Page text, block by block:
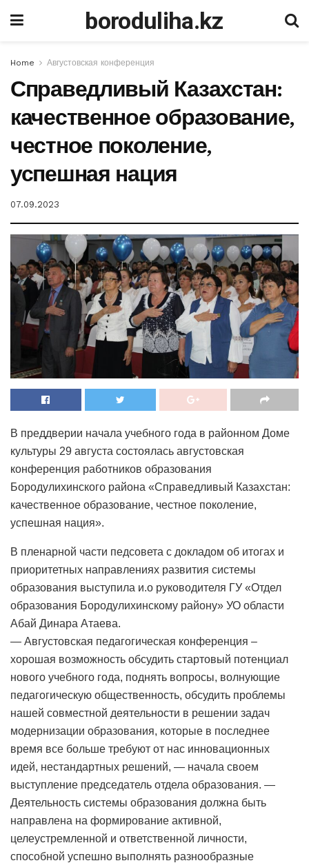
boroduliha.kz
Home Августовская конференция
Справедливый Казахстан:
качественное образование,
честное поколение,
успешная нация
07.09.2023
В преддверии начала учебного года в районном Доме
культуры 29 августа состоялась августовская
конференция работников образования
Бородулихинского района «Справедливый Казахстан:
качественное образование, честное поколение,
успешная нация».
В пленарной части педсовета с докладом об итогах и
приоритетных направлениях развития системы
образования выступила и.о руководителя ГУ «Отдел
образования Бородулихинскому району» УО области
Абай Динара Атаева.
— Августовская педагогическая конференция –
хорошая возможность обсудить стартовый потенциал
нового учебного года, поднять вопросы, волнующие
педагогическую общественность, обсудить проблемы
нашей совместной деятельности в решении задач
модернизации образования, которые в последнее
время все больше требуют от нас инновационных
идей, нестандартных решений, — начала своем
выступление председатель отдела образования. —
Деятельность системы образования должна быть
направлена на формирование активной,
целеустремленной и ответственной личности,
способной успешно выполнять разнообразные